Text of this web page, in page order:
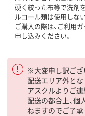
硬く絞った布等で洗剤
ルコール類は使用しな
ご購入の際は、ご利用ガ
申し込みください。
※大変申し訳ござ
配送エリア外とな
アスクルよりご
配送の都合上、個
ねますのでご了承